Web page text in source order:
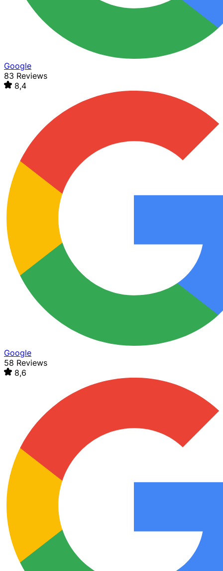
Google
83 Reviews
8,4
Google
58 Reviews
8,6